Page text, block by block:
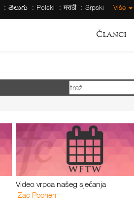
తెలుగు Polski मराठी Srpski Više
Članci
Video vrpca našeg sjećanja
Zac Poonen